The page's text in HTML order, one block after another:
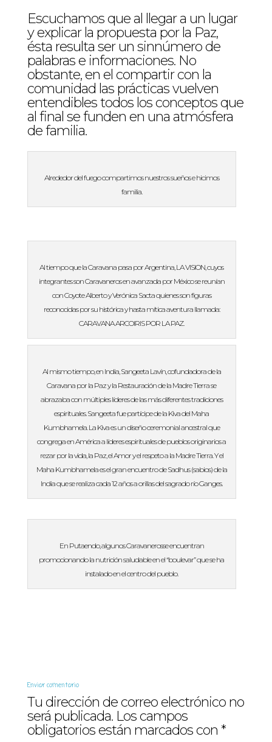
Escuchamos que al llegar a un lugar
y explicar la propuesta por la Paz,
ésta resulta ser un sinnúmero de
palabras e informaciones. No
obstante, en el compartir con la
comunidad las prácticas vuelven
entendibles todos los conceptos que
al final se funden en una atmósfera
de familia.
Alrededor del fuego compartimos nuestros sueños e hicimos
familia.
Al tiempo que la Caravana pasa por Argentina, LA VISION, cuyos
integrantes son Caravaneros en avanzada por México se reunían
con Coyote Alberto y Verónica Sacta quienes son figuras
reconocidas por su histórica y hasta mítica aventura llamada:
CARAVANA ARCOIRIS POR LA PAZ.
Al mismo tiempo, en India, Sangeeta Lavín, cofundadora de la
Caravana por la Paz y la Restauración de la Madre Tierra se
abrazaba con múltiples líderes de las más diferentes tradiciones
espirituales. Sangeeta fue partícipe de la Kiva del Maha
Kumbhamela. La Kiva es un diseño ceremonial ancestral que
congrega en América a líderes espirituales de pueblos originarios a
rezar por la vida, la Paz, el Amor y el respeto a la Madre Tierra. Y el
Maha Kumbhamela es el gran encuentro de Sadhus (sabios) de la
India que se realiza cada 12 años a orillas del sagrado río Ganges.
En Putaendo, algunos Caravanerosse encuentran
promocionando la nutrición saludable en el “boulevar” que se ha
instalado en el centro del pueblo.
Enviar comentario
Tu dirección de correo electrónico no
será publicada. Los campos
obligatorios están marcados con *